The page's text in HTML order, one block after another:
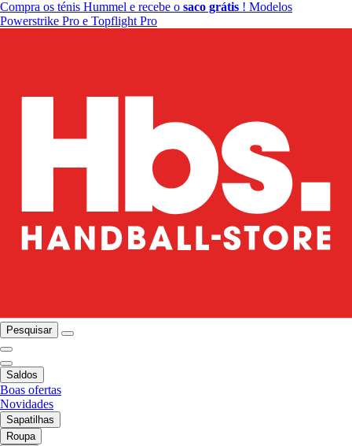
Compra os ténis Hummel e recebe o saco grátis ! Modelos
Powerstrike Pro e Topflight Pro
Pesquisar
Saldos
Boas ofertas
Novidades
Sapatilhas
Roupa